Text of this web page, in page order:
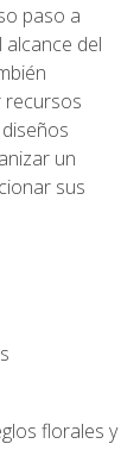
paso a
del
recursos
un
sus
florales y